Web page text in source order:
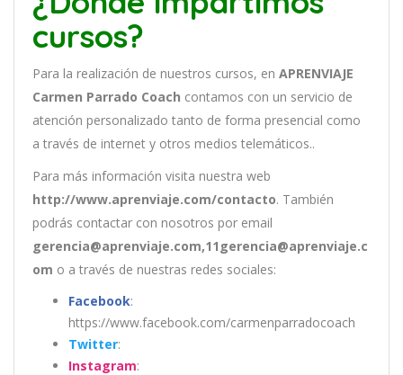
cursos?
Para la realización de nuestros cursos, en APRENVIAJE
Carmen Parrado Coach contamos con un servicio de
atención personalizado tanto de forma presencial como
a través de internet y otros medios telemáticos..
Para más información visita nuestra web
http://www.aprenviaje.com/contacto. También
podrás contactar con nosotros por email
gerencia@aprenviaje.com,11gerencia@aprenviaje.c
om o a través de nuestras redes sociales:
Facebook:
https://www.facebook.com/carmenparradocoach
Twitter:
Instagram: